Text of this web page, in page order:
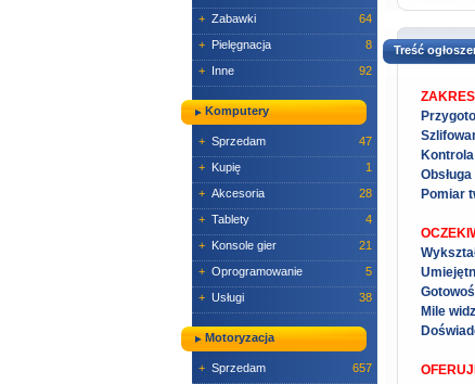
+ Zabawki
64
+ Pielęgnacja
8
+ Inne 92
Komputery
+ Sprzedam
47
+ Kupię
1
+ Akcesoria
28
+ Tablety
4
+ Konsole gier
21
+ Oprogramowanie
5
+ Usługi 38
Motoryzacja
+ Sprzedam
657
Treść
Pomiar
Mile